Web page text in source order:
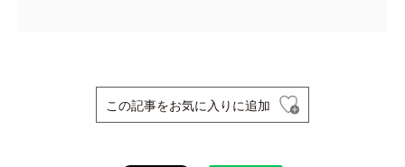
この記事をお気に入りに追加